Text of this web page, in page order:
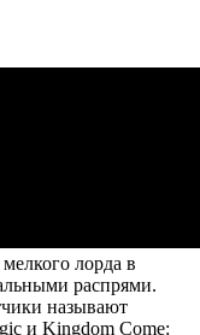
лорда в
распрями.
называют
и Kingdom Come: